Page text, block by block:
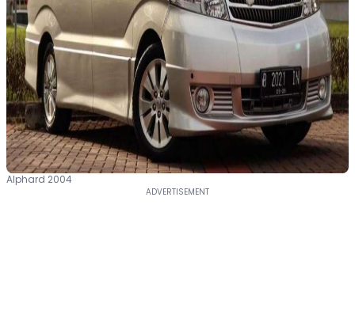
Alphard 2004